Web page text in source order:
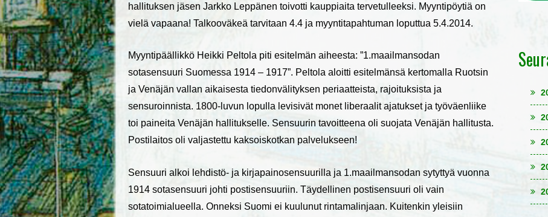
hallituksen jäsen Jarkko Leppänen toivotti kauppiaita tervetulleeksi. Myyntipöytiä on
vielä vapaana! Talkooväkeä tarvitaan 4.4 ja myyntitapahtuman loputtua 5.4.2014.
Myyntipäällikkö Heikki Peltola piti esitelmän aiheesta: ”1.maailmansodan
sotasensuuri Suomessa 1914 – 1917”. Peltola aloitti esitelmänsä kertomalla Ruotsin
ja Venäjän vallan aikaisesta tiedonvälityksen periaatteista, rajoituksista ja
sensuroinnista. 1800-luvun lopulla levisivät monet liberaalit ajatukset ja työväenliike
toi paineita Venäjän hallitukselle. Sensuurin tavoitteena oli suojata Venäjän hallitusta.
Postilaitos oli valjastettu kaksoiskotkan palvelukseen!
Sensuuri alkoi lehdistö- ja kirjapainosensuurilla ja 1.maailmansodan sytyttyä vuonna
1914 sotasensuuri johti postisensuuriin. Täydellinen postisensuuri oli vain
sotatoimialueella. Onneksi Suomi ei kuulunut rintamalinjaan. Kuitenkin yleisiin